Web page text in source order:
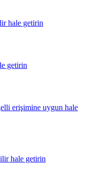
hale getirin
getirin
erişimine uygun hale
hale getirin